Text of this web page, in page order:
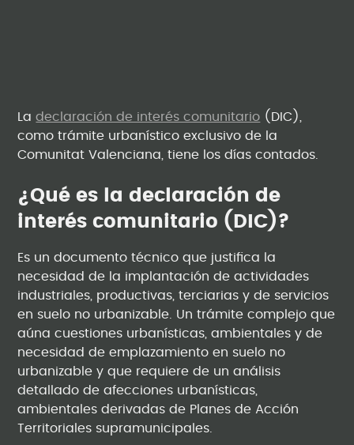
Ladeclaración de interés comunitario (DIC),
como trámite urbanístico exclusivo de la
Comunitat Valenciana, tiene los días contados.
¿Qué es la declaración de
interés comunitario (DIC)?
Es un documento técnico que justifica la
necesidad de la implantación de actividades
industriales, productivas, terciarias y de servicios
en suelo no urbanizable. Un trámite complejo que
aúna cuestiones urbanísticas, ambientales y de
necesidad de emplazamiento en suelo no
urbanizable y que requiere de un análisis
detallado de afecciones urbanísticas,
ambientales derivadas de Planes de Acción
Territoriales supramunicipales.